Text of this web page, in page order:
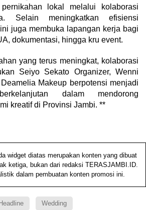
lokal melalui kolaborasi
Selain meningkatkan efisiensi
juga membuka lapangan kerja bagi
dokumentasi, hingga kru event.
yang terus meningkat, kolaborasi
Seiyo Sekato Organizer, Wenni
Makeup berpotensi menjadi
dalam mendorong
kreatif di Provinsi Jambi. **
widget diatas merupakan konten yang dibuat
ketiga, bukan dari redaksi TERASJAMBI.ID.
dalam pembuatan konten promosi ini.
Headline Wedding